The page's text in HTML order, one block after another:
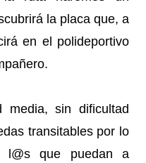
la placa que, a
en el polideportivo
sin dificultad
transitables por lo
l@s que puedan a